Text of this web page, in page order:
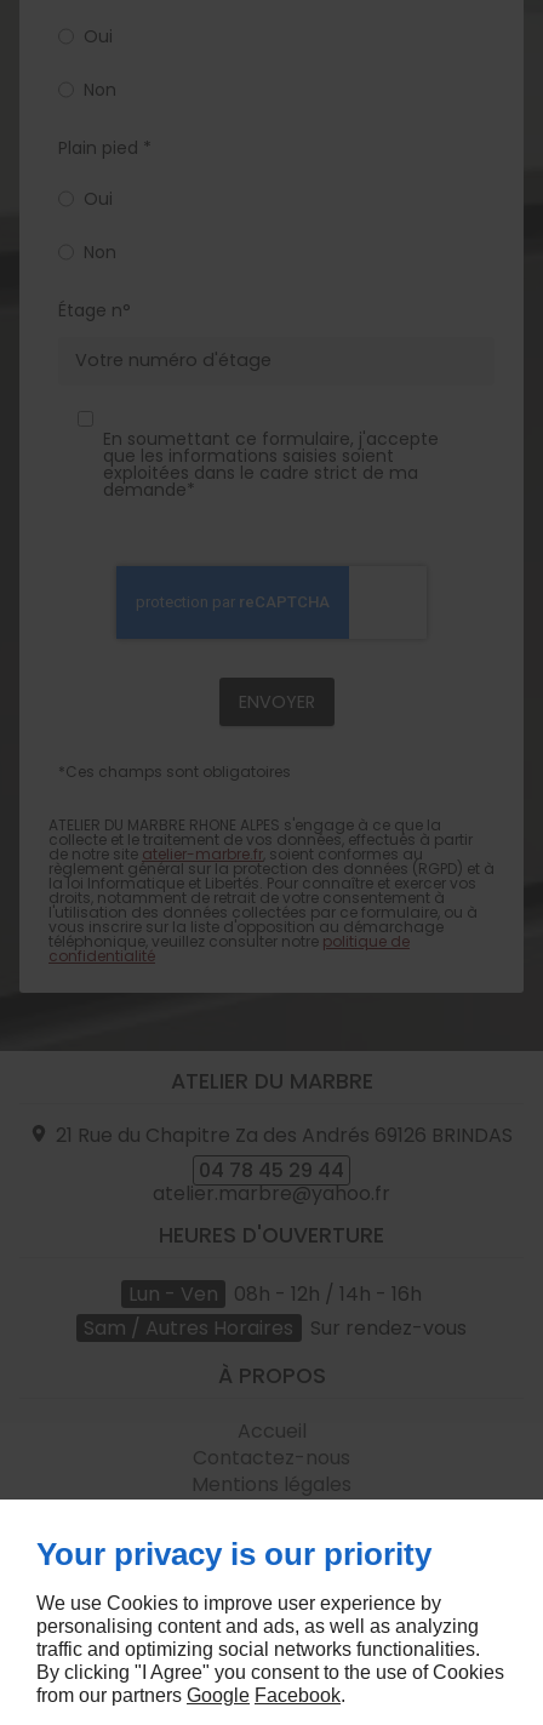
Oui
Non
Plain pied *
Oui
Non
Étage n°
En soumettant ce formulaire, j'accepte
que les informations saisies soient
exploitées dans le cadre strict de ma
demande*
*Ces champs sont obligatoires
ATELIER DU MARBRE RHONE ALPES s'engage à ce que la
collecte et le traitement de vos données, effectués à partir
de notre site atelier-marbre.fr , soient conformes au
règlement général sur la protection des données (RGPD) et à
la loi Informatique et Libertés. Pour connaître et exercer vos
droits, notamment de retrait de votre consentement à
l'utilisation des données collectées par ce formulaire, ou à
vous inscrire sur la liste d'opposition au démarchage
téléphonique, veuillez consulter notre politique de
confidentialité
ATELIER DU MARBRE
21 Rue du Chapitre Za des Andrés 69126 BRINDAS
04 78 45 29 44
atelier.marbre@yahoo.fr
HEURES D'OUVERTURE
Lun - Ven
08h - 12h / 14h - 16h
Sam / Autres Horaires
Sur rendez-vous
À PROPOS
Accueil
Contactez-nous
Mentions légales
SUIVEZ-NOUS
Your privacy is our priority
We use Cookies to improve user experience by
personalising content and ads, as well as analyzing
traffic and optimizing social networks functionalities.
By clicking "I Agree" you consent to the use of Cookies
from our partners Google Facebook.